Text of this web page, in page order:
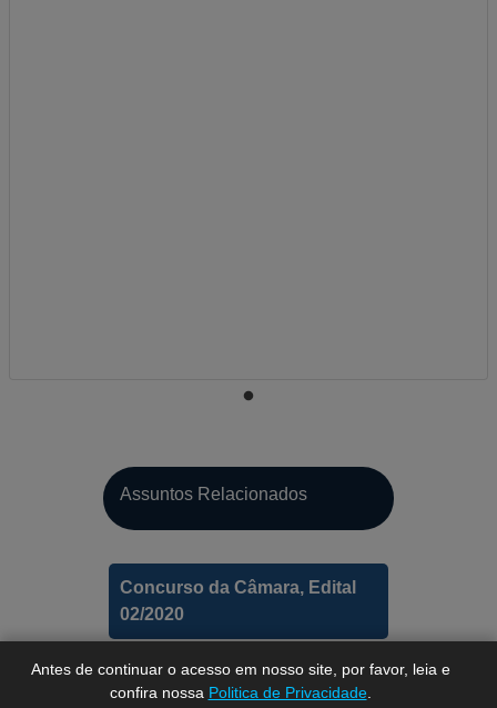
Antes de continuar o acesso em nosso site, por favor, leia e
confira nossa Politica de Privacidade.
Assuntos Relacionados
Concurso da Câmara, Edital
02/2020